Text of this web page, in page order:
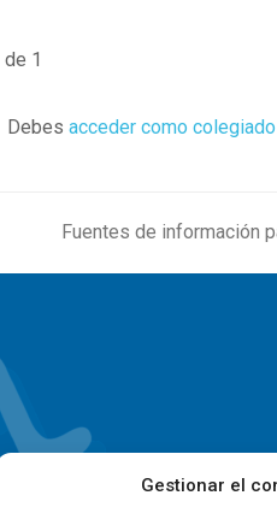
Gestionar el
1
Debesacceder como colegiado
next
post:
Fuentes de información